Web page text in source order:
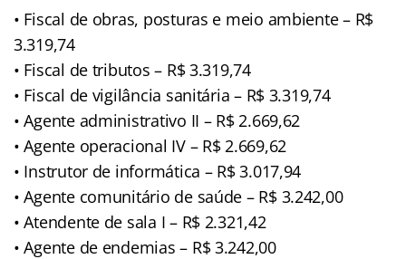
• Fiscal de obras, posturas e meio ambiente – R$
3.319,74
• Fiscal de tributos – R$ 3.319,74
• Fiscal de vigilância sanitária – R$ 3.319,74
• Agente administrativo II – R$ 2.669,62
• Agente operacional IV – R$ 2.669,62
• Instrutor de informática – R$ 3.017,94
• Agente comunitário de saúde – R$ 3.242,00
• Atendente de sala I – R$ 2.321,42
• Agente de endemias – R$ 3.242,00